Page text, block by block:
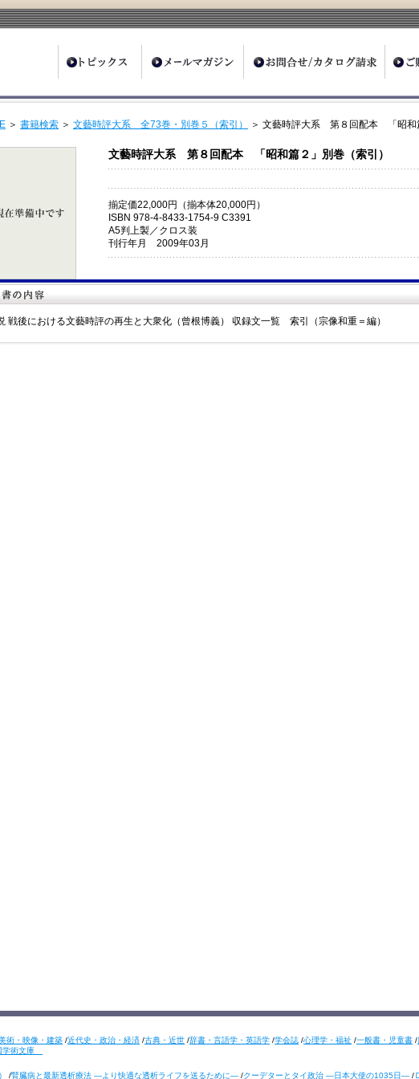
＞ 書籍検索 ＞ 文藝時評大系 全73巻・別巻５（索引） ＞ 文藝時評大系 第８回配本 「昭和
文藝時評大系 第８回配本 「昭和篇２」別巻（索引）
揃定価22,000円（揃本体20,000円）
ISBN 978-4-8433-1754-9 C3391
A5判上製／クロス装
刊行年月 2009年03月
戦後における文藝時評の再生と大衆化（曾根博義） 収録文一覧 索引（宗像和重＝編）
術・映像・建築 /近代史・政治・経済 /古典・近世 /辞書・言語学・英語学 /学会誌 /心理学・福祉 /一般書・児童書 /
学術文庫
/腎臓病と最新透析療法 ―より快適な透析ライフを送るために― /クーデターとタイ政治 ―日本大使の1035日― /